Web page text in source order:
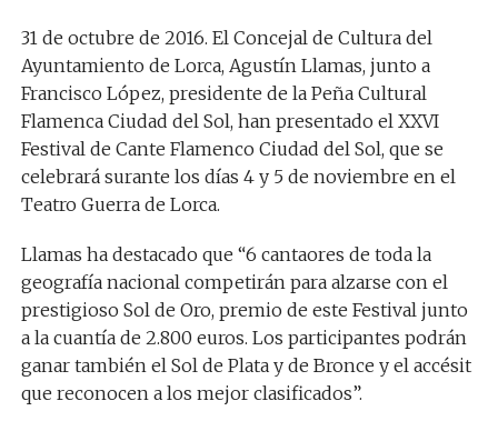
31 de octubre de 2016. El Concejal de Cultura del
Ayuntamiento de Lorca, Agustín Llamas, junto a
Francisco López, presidente de la Peña Cultural
Flamenca Ciudad del Sol, han presentado el XXVI
Festival de Cante Flamenco Ciudad del Sol, que se
celebrará surante los días 4 y 5 de noviembre en el
Teatro Guerra de Lorca.
Llamas ha destacado que “6 cantaores de toda la
geografía nacional competirán para alzarse con el
prestigioso Sol de Oro, premio de este Festival junto
a la cuantía de 2.800 euros. Los participantes podrán
ganar también el Sol de Plata y de Bronce y el accésit
que reconocen a los mejor clasificados”.